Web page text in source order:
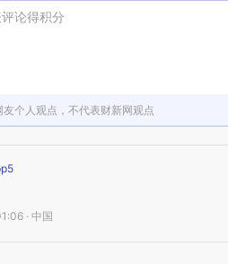
论得积分
个人观点，不代表财新网观点
· 中国